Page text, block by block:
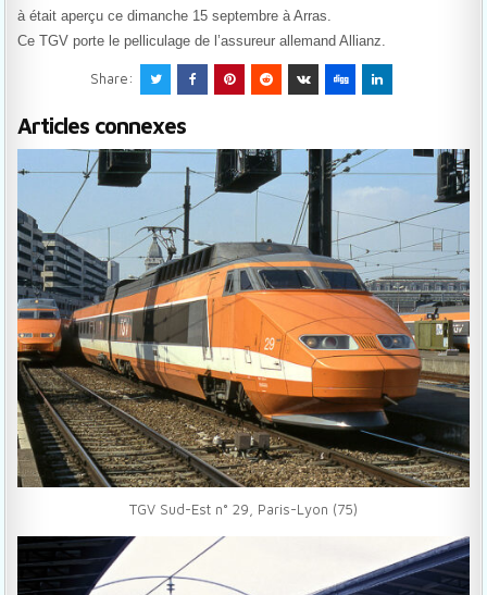
à était aperçu ce dimanche 15 septembre à Arras.
Ce TGV porte le pelliculage de l’assureur allemand Allianz.
Share:
Articles connexes
TGV Sud-Est n° 29, Paris-Lyon (75)